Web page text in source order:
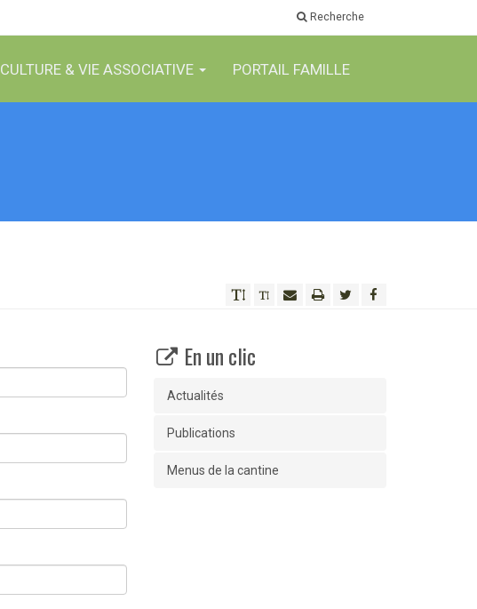
Recherche
CULTURE & VIE ASSOCIATIVE PORTAIL FAMILLE
En un clic
Actualités
Publications
Menus de la cantine